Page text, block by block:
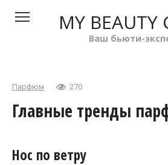
MY BEAUTY
Ваш бьюти-
Парфюм 270
Главные тренды
Нос по ветру